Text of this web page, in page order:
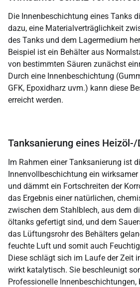
Die Innen­beschicht­ung eines Tanks
dazu, eine Material­verträglich­keit
des Tanks und dem Lager­medium
Beispiel ist ein Behälter aus
von bestimmten Säuren zunächst
Durch eine Innen­beschicht­ung
GFK, Epoxidharz uvm.) kann diese
erreicht werden.
Tanksanierung eines
Im Rahmen einer Tank­sanierung ist
Innen­voll­beschichtung ein
und dämmt ein Fort­schreiten der
das Ergebnis einer natürlichen,
zwischen dem Stahl­blech, aus dem
öltanks gefertigt sind, und dem
das Lüftungs­rohr des Behälters
feuchte Luft und somit auch
Diese schlägt sich im Laufe der Zeit
wirkt katalytisch. Sie beschleunigt
Professionelle